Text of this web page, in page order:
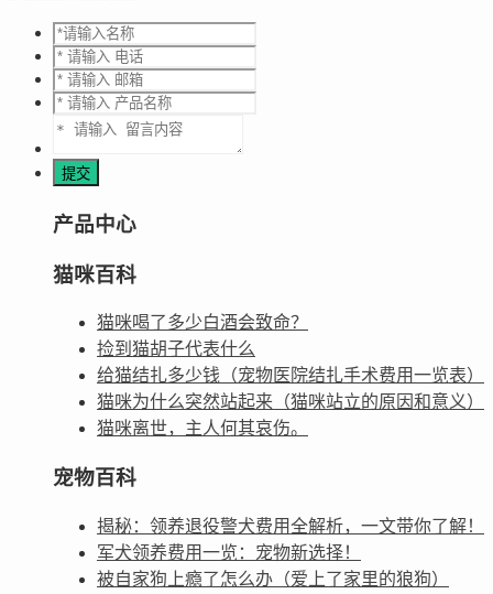
产品中心
猫咪百科
猫咪喝了多少白酒会致命？
捡到猫胡子代表什么
给猫结扎多少钱（宠物医院结扎手术费用一览表）
猫咪为什么突然站起来（猫咪站立的原因和意义）
猫咪离世，主人何其哀伤。
宠物百科
揭秘：领养退役警犬费用全解析，一文带你了解！
军犬领养费用一览：宠物新选择！
被自家狗上瘾了怎么办（爱上了家里的狼狗）